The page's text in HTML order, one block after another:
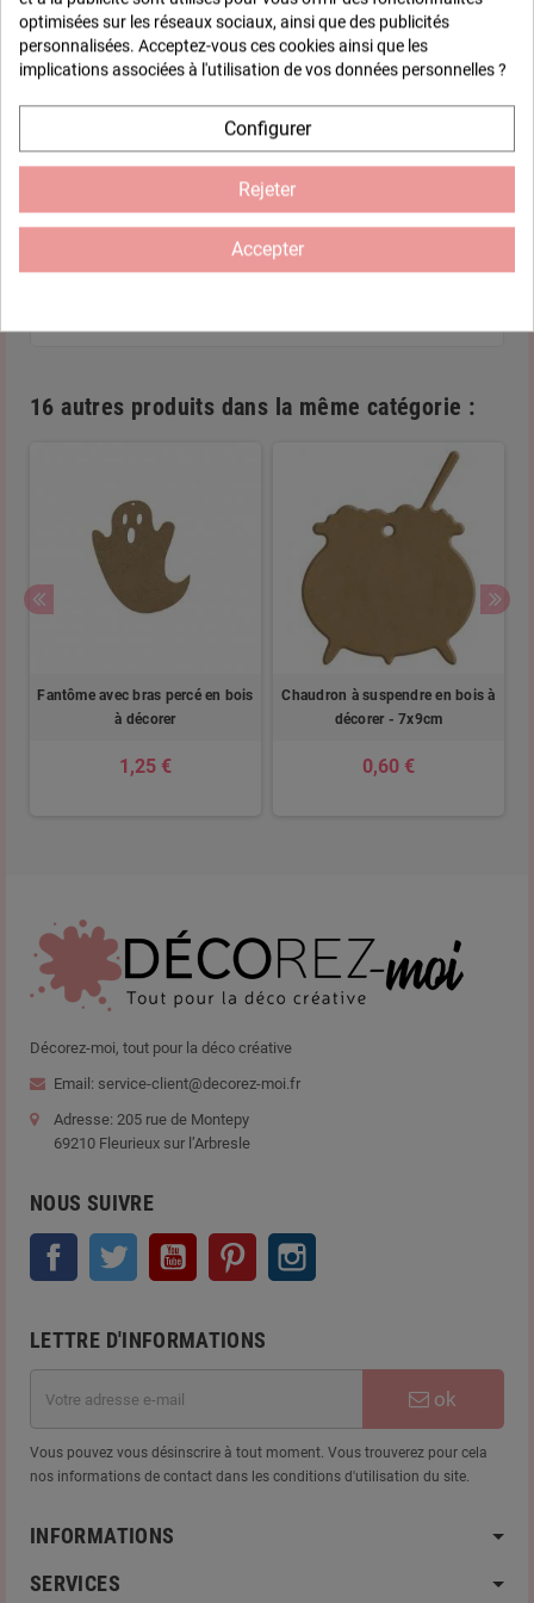
Livraison gratuite
A partir de 35 € d'achat
Satisfait ou remboursé
14 jours pour changer d'avis
Fiche technique
16 autres produits dans la même catégorie :
Fantôme avec bras percé en bois
à décorer
1,25 €
Chaudron à suspendre en bois à
décorer - 7x9cm
0,60 €
Décorez-moi, tout pour la déco créative
Email: service-client@decorez-moi.fr
Adresse: 205 rue de Montepy
69210 Fleurieux sur l’Arbresle
NOUS SUIVRE
Facebook Twitter YouTube Pinterest
LETTRE D'INFORMATIONS
ok
Vous pouvez vous désinscrire à tout moment. Vous trouverez pour cela
nos informations de contact dans les conditions d'utilisation du site.
INFORMATIONS
SERVICES
optimisées sur les réseaux sociaux, ainsi que des publicités
personnalisées. Acceptez-vous ces cookies ainsi que les
implications associées à l'utilisation de vos données personnelles ?
Configurer
Rejeter
Accepter